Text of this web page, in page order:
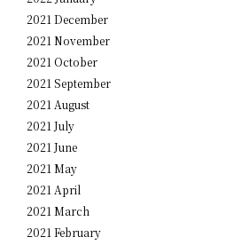
2021 December
2021 November
2021 October
2021 September
2021 August
2021 July
2021 June
2021 May
2021 April
2021 March
2021 February